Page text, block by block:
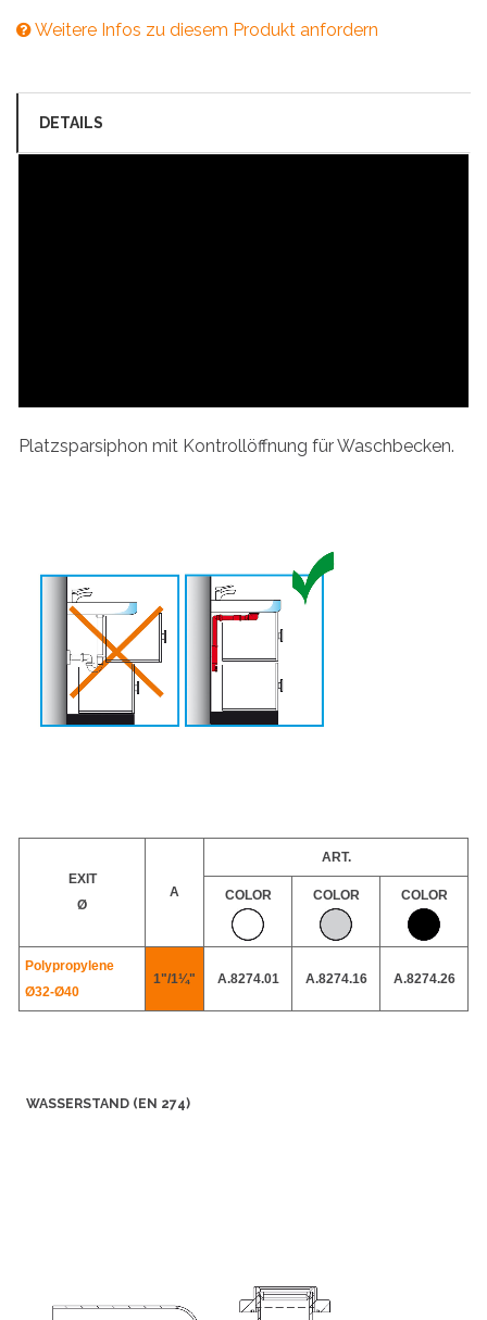
Weitere Infos zu diesem Produkt anfordern
DETAILS
Platzsparsiphon mit Kontrollöffnung für Waschbecken.
EXIT
Ø
A
ART.
COLOR COLOR COLOR
Polypropylene
Ø32-Ø40
1"/1¼" A.8274.01 A.8274.16 A.8274.26
WASSERSTAND (EN 274)